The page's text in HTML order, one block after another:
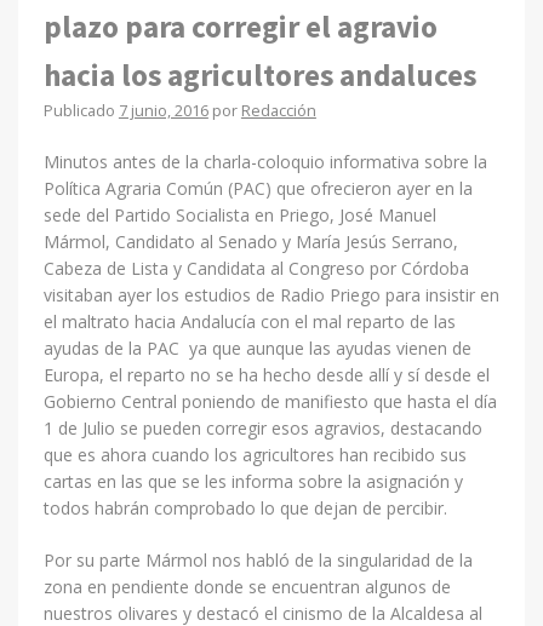
plazo para corregir el agravio
hacia los agricultores andaluces
Publicado 7 junio, 2016por Redacción
Minutos antes de la charla-coloquio informativa sobre la
Política Agraria Común (PAC) que ofrecieron ayer en la
sede del Partido Socialista en Priego, José Manuel
Mármol, Candidato al Senado y María Jesús Serrano,
Cabeza de Lista y Candidata al Congreso por Córdoba
visitaban ayer los estudios de Radio Priego para insistir en
el maltrato hacia Andalucía con el mal reparto de las
ayudas de la PAC ya que aunque las ayudas vienen de
Europa, el reparto no se ha hecho desde allí y sí desde el
Gobierno Central poniendo de manifiesto que hasta el día
1 de Julio se pueden corregir esos agravios, destacando
que es ahora cuando los agricultores han recibido sus
cartas en las que se les informa sobre la asignación y
todos habrán comprobado lo que dejan de percibir.
Por su parte Mármol nos habló de la singularidad de la
zona en pendiente donde se encuentran algunos de
nuestros olivares y destacó el cinismo de la Alcaldesa al